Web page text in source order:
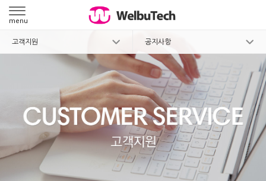
menu
고객지원 공지사항